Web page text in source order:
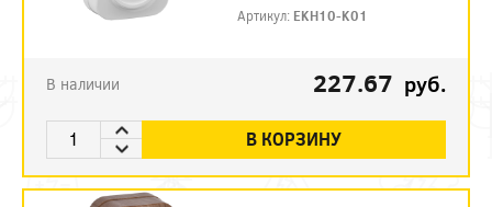
Артикул: EKH10-K01
В наличии 227.67 руб.
В КОРЗИНУ